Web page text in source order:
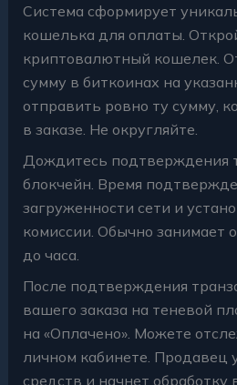
Система сформирует
кошелька для оплаты.
криптовалютный кошелек.
сумму в биткоинах на
отправить ровно ту сумму,
в заказе. Не округляйте.
Дождитесь подтверждения
блокчейн. Время
загруженности сети и
комиссии. Обычно занимает
до часа.
После подтверждения
вашего заказа на теневой
на «Оплачено». Можете
личном кабинете. Продавец
средств и начнет обработку